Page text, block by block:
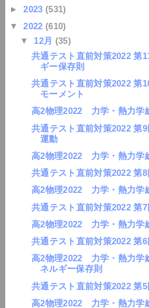
►2023 (531)
▼2022 (610)
▼ 12月 (35)
共通テスト直前対策2022 第
ギー保存則
共通テスト直前対策2022 第
モーメント
高2物理2022 力学・熱力学
共通テスト直前対策2022 第
運動
高2物理2022 力学・熱力学
共通テスト直前対策2022 第
高2物理2022 力学・熱力学
共通テスト直前対策2022 第
高2物理2022 力学・熱力学
共通テスト直前対策2022 第
高2物理2022 力学・熱力学
ネルギー保存則
共通テスト直前対策2022 第
高2物理2022 力学・熱力学